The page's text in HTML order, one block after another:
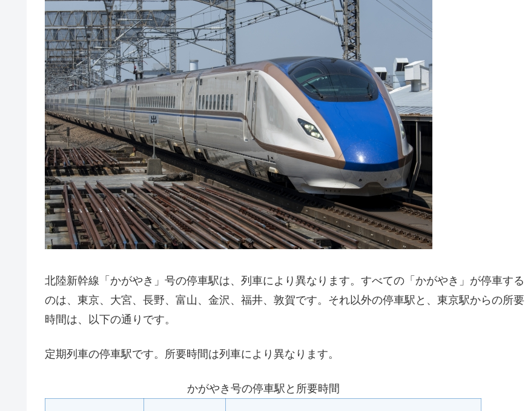
北陸新幹線「かがやき」号の停車駅は、列車により異なります。すべての「かがやき」が停車する
のは、東京、大宮、長野、富山、金沢、福井、敦賀です。それ以外の停車駅と、東京駅からの所要
時間は、以下の通りです。
定期列車の停車駅です。所要時間は列車により異なります。
かがやき号の停車駅と所要時間